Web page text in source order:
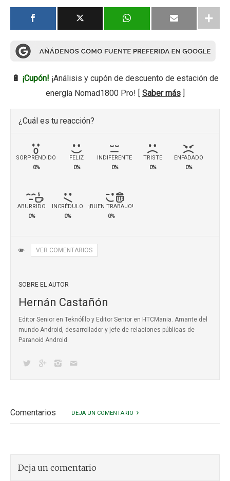
🔋 ¡Cupón! ¡Análisis y cupón de descuento de estación de
energía Nomad1800 Pro! [ Saber más]
¿Cuál es tu reacción?
SORPRENDIDO
0%
FELIZ
0%
INDIFERENTE
0%
TRISTE
0%
ENFADADO
0%
ABURRIDO
0%
INCRÉDULO
0%
¡BUEN TRABAJO!
0%
✏️ VER COMENTARIOS
SOBRE EL AUTOR
Hernán Castañón
Editor Senior en Teknófilo y Editor Senior en HTCMania. Amante del
mundo Android, desarrollador y jefe de relaciones públicas de
Paranoid Android.
Comentarios DEJA UN COMENTARIO
Deja un comentario